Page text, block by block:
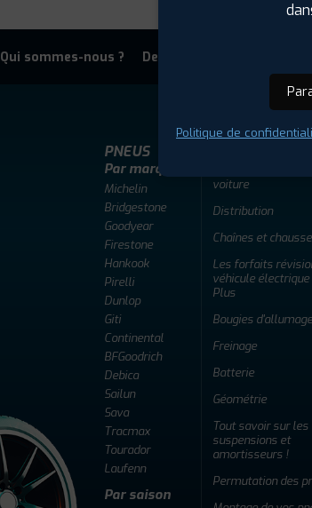
Qui sommes-nous ? Devenir adherent
PNEUS
Par marque
Michelin
Bridgestone
Goodyear
Firestone
Hankook
Pirelli
Dunlop
Giti
Continental
BFGoodrich
Debica
Sailun
Sava
Tracmax
Tourador
Laufenn
Par saison
voiture
Distribution
Chaînes et
Les forfaits
véhicule
Plus
Bougies d'allumage
Freinage
Batterie
Géométrie
Tout savoir sur les
suspensions et
amortisseurs !
Permutation des
Politique de